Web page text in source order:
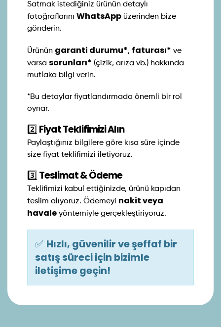
Satmak istediğiniz ürünün detaylı
fotoğraflarını WhatsApp üzerinden bize
gönderin.
Ürünün garanti durumu*, faturası* ve
varsa sorunları* (çizik, arıza vb.) hakkında
mutlaka bilgi verin.
*Bu detaylar fiyatlandırmada önemli bir rol
oynar.
2️⃣ Fiyat Teklifimizi Alın
Paylaştığınız bilgilere göre kısa süre içinde
size fiyat teklifimizi iletiyoruz.
3️⃣ Teslimat & Ödeme
Teklifimizi kabul ettiğinizde, ürünü kapıdan
teslim alıyoruz. Ödemeyi nakit veya
havale yöntemiyle gerçekleştiriyoruz.
✅ Hızlı, güvenilir ve şeffaf bir
satış süreci için bizimle
iletişime geçin!